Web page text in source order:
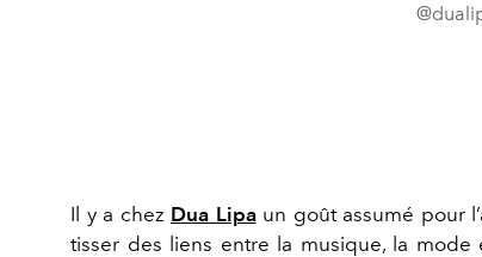
Il y a chez Dua Lipaun goût assumé pour
tisser des liens entre la musique, la mode